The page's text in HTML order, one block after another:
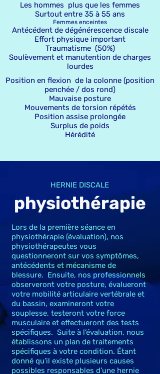
Les hommes plus que les femmes
Surtout entre 35 à 55 ans
Femmes enceintes
Antécédent de dégénérescence discale
Effort physique important
Traumatisme (50%)
Soulèvement et manutention de charges
lourdes
Position en flexion de la colonne (position
penchée / dos rond)
Mauvaise posture
Mouvements de torsion répétés
Position assise prolongée
Surplus de poids
Hérédité
HERNIE DISCALE
physiothérapie
Lors de la première séance en
physiothérapie (évaluation), nos
physiothérapeutes vous
questionneront sur vos symptômes,
antécédents et mécanisme de
blessure. Ensuite, nos professionnels
observeront votre posture, évalueront
votre mobilité articulaire vertébrale et
du bassin, examineront votre
souplesse, testeront votre force
musculaire et effectueront des tests
spécifiques. Suite à l’évaluation, nous
établissons un plan de traitements
spécifiques à votre condition. Étant
donné qu’il existe plusieurs causes
possibles responsables d’une hernie